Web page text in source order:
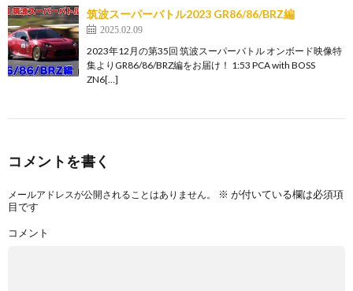
筑波スーパーバトル2023 GR86/86/BRZ編
2025.02.09
2023年12月の第35回 筑波スーパーバトル オンボード映像特
集よりGR86/86/BRZ編をお届け！ 1:53 PCA with BOSS
ZN6[…]
コメントを書く
メールアドレスが公開されることはありません。 ※ が付いている欄は必須項
目です
コメント